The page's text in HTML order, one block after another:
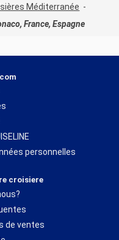
Méditerranée
France, Espagne
personnelles
croisiere
de ventes